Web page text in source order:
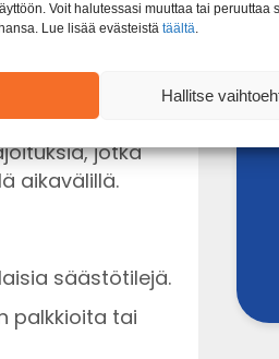
Voit halutessasi muuttaa tai peruuttaa
Lue lisää evästeistä täältä.
Hallitse
pankin
eri tilien
jotka
aikavälillä.
säästötilejä.
palkkioita tai